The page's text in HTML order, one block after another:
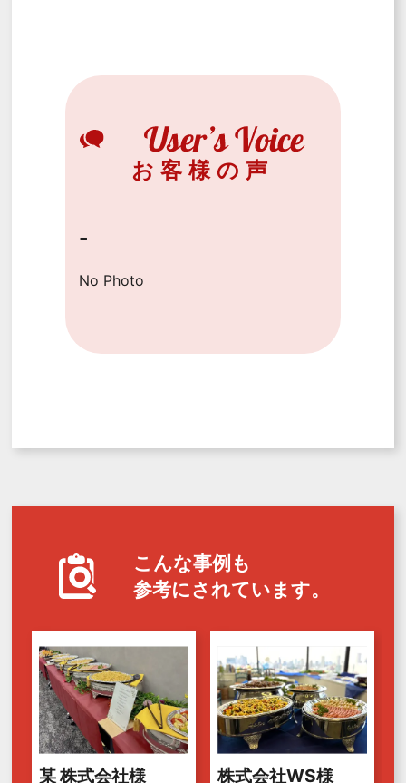
お客様の声
-
No Photo
こんな事例も
参考にされています。
某 株式会社様 株式会社WS様